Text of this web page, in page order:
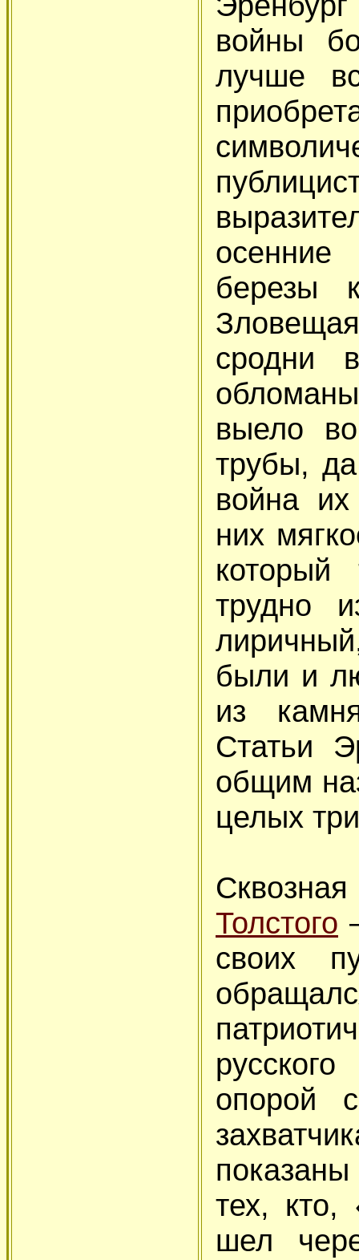
войны
лучше
березы
сродни
выело
трубы,
война
них
трудно
были и
из
Статьи
общим
целых
Толстого
своих
опорой
тех, кто,
шел